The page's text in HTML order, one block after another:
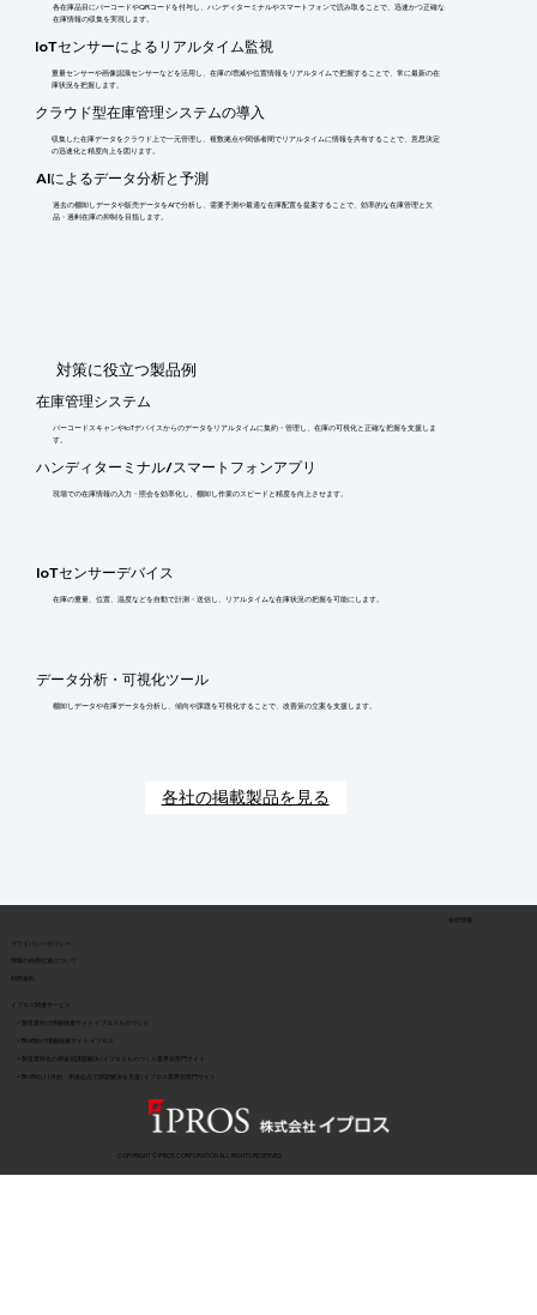
各在庫品目にバーコードやQRコードを付与し、ハンディターミナルやスマートフォンで読み取ることで、迅速かつ正確な
在庫情報の収集を実現します。
IoTセンサーによるリアルタイム監視
重量センサーや画像認識センサーなどを活用し、在庫の増減や位置情報をリアルタイムで把握することで、常に最新の在
庫状況を把握します。
クラウド型在庫管理システムの導入
収集した在庫データをクラウド上で一元管理し、複数拠点や関係者間でリアルタイムに情報を共有することで、意思決定
の迅速化と精度向上を図ります。
AIによるデータ分析と予測
過去の棚卸しデータや販売データをAIで分析し、需要予測や最適な在庫配置を提案することで、効率的な在庫管理と欠
品・過剰在庫の抑制を目指します。
​対策に役立つ製品例
在庫管理システム
バーコードスキャンやIoTデバイスからのデータをリアルタイムに集約・管理し、在庫の可視化と正確な把握を支援しま
す。
ハンディターミナル/スマートフォンアプリ
現場での在庫情報の入力・照会を効率化し、棚卸し作業のスピードと精度を向上させます。
IoTセンサーデバイス
在庫の重量、位置、温度などを自動で計測・送信し、リアルタイムな在庫状況の把握を可能にします。
データ分析・可視化ツール
棚卸しデータや在庫データを分析し、傾向や課題を可視化することで、改善策の立案を支援します。
各社の掲載製品を見る
​情報の外部伝達について
会社情報
COPYRIGHT © IPROS CORPORATION ALL RIGHTS RESERVED
イプロス関連サービス
> 製造業向け情報検索サイト イプロスものづくり
> BtoB向け | 目的・用途起点で課題解決を支援 | イプロス業界別専門サイト
> BtoB向け情報検索サイト イプロス
> 製造業特化の用途別課題解決 | イプロスものづくり業界別専門サイト